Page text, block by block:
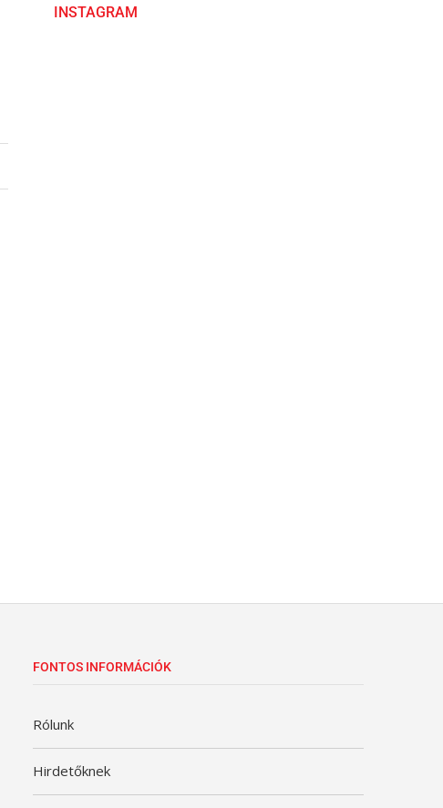
INSTAGRAM
FONTOS INFORMÁCIÓK
Rólunk
Hirdetőknek